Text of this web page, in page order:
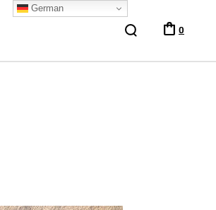
German
0